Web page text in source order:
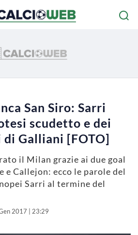
San Siro: Sarri
scudetto e dei
Galliani [FOTO]
il Milan grazie ai due goal
e Callejon: ecco le parole del
Sarri al termine del
2017 | 23:29